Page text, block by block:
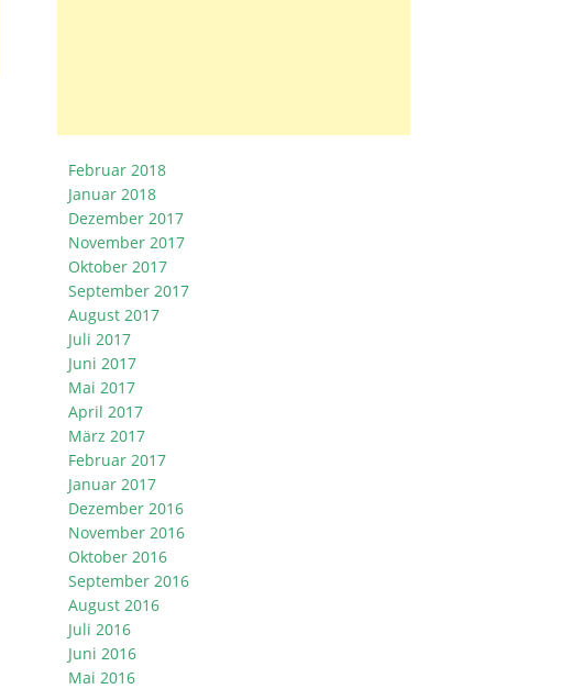
Februar 2018
Januar 2018
Dezember 2017
November 2017
Oktober 2017
September 2017
August 2017
Juli 2017
Juni 2017
Mai 2017
April 2017
März 2017
Februar 2017
Januar 2017
Dezember 2016
November 2016
Oktober 2016
September 2016
August 2016
Juli 2016
Juni 2016
Mai 2016